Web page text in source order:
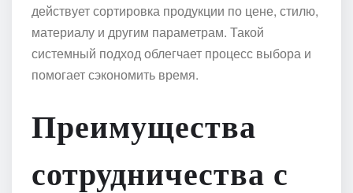
действует сортировка продукции по цене, стилю,
материалу и другим параметрам. Такой
системный подход облегчает процесс выбора и
помогает сэкономить время.
Преимущества
сотрудничества с